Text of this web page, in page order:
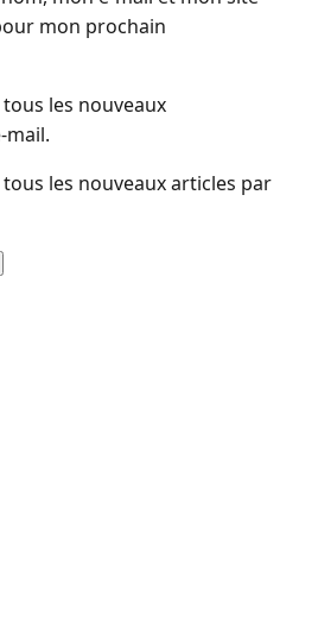
mon prochain
les nouveaux
mail.
les nouveaux articles par